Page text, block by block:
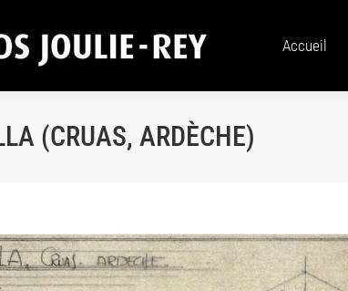
Accueil
(CRUAS, ARDÈCHE)